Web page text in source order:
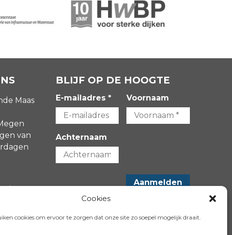
Cookies
cookies om ervoor te zorgen dat onze site zo soepel mogelijk draait.
Maas
van
BLIJF OP DE HOOGTE
E-mailadres * Voornaam
Achternaam